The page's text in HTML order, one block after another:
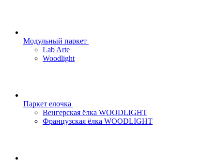
Модульный паркет
Lab Arte
Woodlight
Паркет елочка
Венгерская ёлка WOODLIGHT
Французская ёлка WOODLIGHT